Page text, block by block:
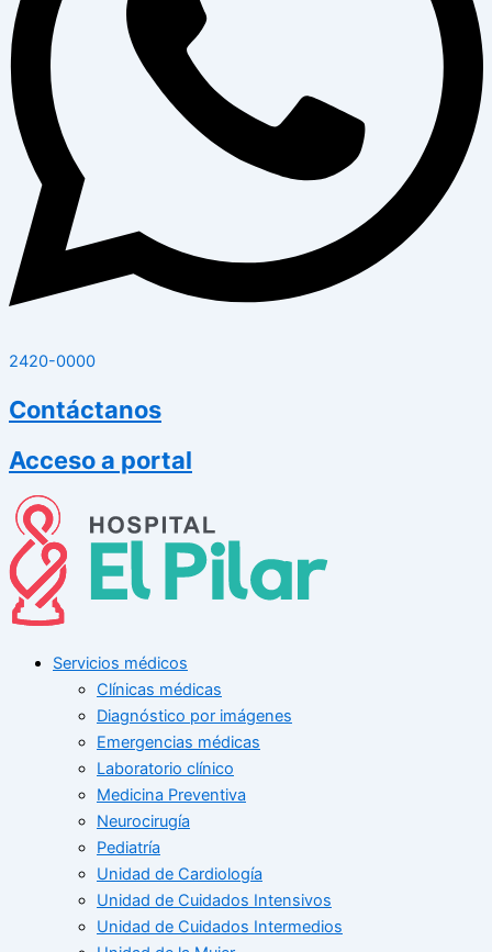
2420-0000
Contáctanos
Acceso a portal
Servicios médicos
Clínicas médicas
Diagnóstico por imágenes
Emergencias médicas
Laboratorio clínico
Medicina Preventiva
Neurocirugía
Pediatría
Unidad de Cardiología
Unidad de Cuidados Intensivos
Unidad de Cuidados Intermedios